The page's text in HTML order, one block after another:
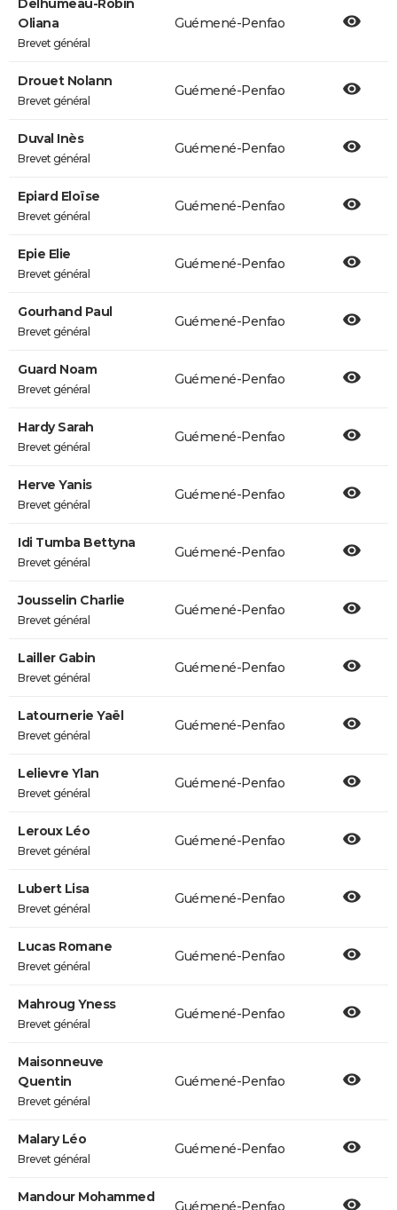
Delhumeau-Robin
Oliana
Brevet général
Guémené-Penfao
Drouet Nolann
Brevet général
Guémené-Penfao
Duval Inès
Brevet général
Guémené-Penfao
Epiard Eloïse
Brevet général
Guémené-Penfao
Epie Elie
Brevet général
Guémené-Penfao
Gourhand Paul
Brevet général
Guémené-Penfao
Guard Noam
Brevet général
Guémené-Penfao
Hardy Sarah
Brevet général
Guémené-Penfao
Herve Yanis
Brevet général
Guémené-Penfao
Idi Tumba Bettyna
Brevet général
Guémené-Penfao
Jousselin Charlie
Brevet général
Guémené-Penfao
Lailler Gabin
Brevet général
Guémené-Penfao
Latournerie Yaël
Brevet général
Guémené-Penfao
Lelievre Ylan
Brevet général
Guémené-Penfao
Leroux Léo
Brevet général
Guémené-Penfao
Lubert Lisa
Brevet général
Guémené-Penfao
Lucas Romane
Brevet général
Guémené-Penfao
Mahroug Yness
Brevet général
Guémené-Penfao
Maisonneuve
Quentin
Brevet général
Guémené-Penfao
Malary Léo
Brevet général
Guémené-Penfao
Mandour Mohammed
Guémené-Penfao